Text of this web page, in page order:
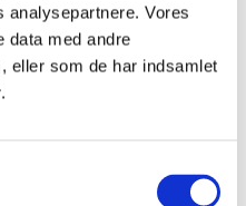
Vores
data med andre
eller som de har indsamlet